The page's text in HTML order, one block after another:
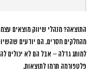
התוצאה? מנהלי שיווק מוצאים
מהחלקים חסרים. הם יודעים
למותג גדלה – אבל הם לא יכולים
פלטפורמה תרמו לתוצאות.